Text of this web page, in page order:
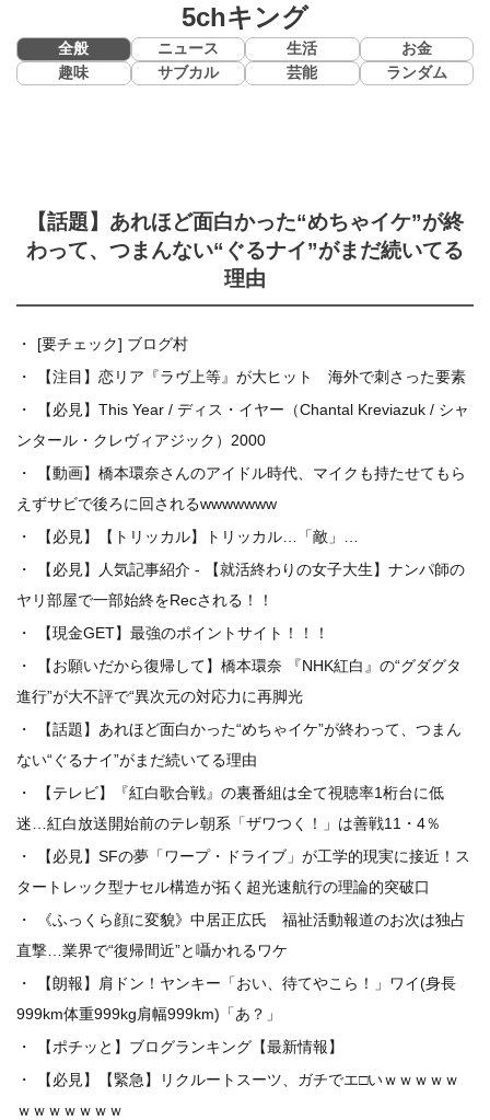
5chキング
全般 ニュース 生活
お金
趣味
サブカル 芸能 ランダム
【話題】あれほど面白かった“めちゃイケ”が終
わって、つまんない“ぐるナイ”がまだ続いてる
理由
[要チェック] ブログ村
【注目】恋リア『ラヴ上等』が大ヒット 海外で刺さった要素
【必見】This Year / ディス・イヤー（Chantal Kreviazuk / シャ
ンタール・クレヴィアジック）2000
【動画】橋本環奈さんのアイドル時代、マイクも持たせてもら
えずサビで後ろに回されるwwwwwww
【必見】【トリッカル】トリッカル…「敵」…
【必見】人気記事紹介 - 【就活終わりの女子大生】ナンパ師の
ヤリ部屋で一部始終をRecされる！！
【現金GET】最強のポイントサイト！！！
【お願いだから復帰して】橋本環奈 『NHK紅白』の“グダグタ
進行”が大不評で“異次元の対応力に再脚光
【話題】あれほど面白かった“めちゃイケ”が終わって、つまん
ない“ぐるナイ”がまだ続いてる理由
【テレビ】『紅白歌合戦』の裏番組は全て視聴率1桁台に低
迷…紅白放送開始前のテレ朝系「ザワつく！」は善戦11・4％
【必見】SFの夢「ワープ・ドライブ」が工学的現実に接近！ス
タートレック型ナセル構造が拓く超光速航行の理論的突破口
《ふっくら顔に変貌》中居正広氏 福祉活動報道のお次は独占
直撃…業界で“復帰間近”と囁かれるワケ
【朗報】肩ドン！ヤンキー「おい、待てやこら！」ワイ(身長
999km体重999kg肩幅999km)「あ？」
【ポチッと】ブログランキング【最新情報】
【必見】【緊急】リクルートスーツ、ガチでエ□いｗｗｗｗｗ
ｗｗｗｗｗｗｗ